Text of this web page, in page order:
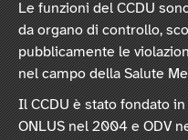
Le funzioni del CCDU
da organo di controllo,
pubblicamente le
nel campo della Salute
Il CCDU è stato fondato
ONLUS nel 2004 e ODV